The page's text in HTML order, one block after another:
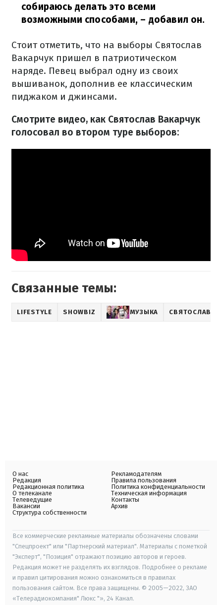
собираюсь делать это всеми
возможными способами, – добавил он.
Стоит отметить, что на выборы Святослав
Вакарчук пришел в патриотическом
наряде. Певец выбрал одну из своих
вышиванок, дополнив ее классическим
пиджаком и джинсами.
Смотрите видео, как Святослав Вакарчук
голосовал во втором туре выборов:
Связанные темы:
LIFESTYLE SHOWBIZ МУЗЫКА СВЯТОСЛАВ
О нас
Редакция
Редакционная политика
О телеканале
Телеведущие
Вакансии
Структура собственности
Рекламодателям
Правила пользования
Политика конфиденциальности
Техническая информация
Контакты
Архив
Все коммерческие рекламные материалы обозначены словами
"Спецпроект" или "Партнерский материал". Материалы с пометкой
"Эксперт", "Позиция" отражают позицию авторов и героев.
Редакция может не разделять их взглядов. Подробнее о рекламе
и правил цитирования можно ознакомиться в правилах
пользования сайтом. Все права защищены. © 2005—2022, ЗАО
«Телерадиокомпания" Люкс "», 24 Канал.